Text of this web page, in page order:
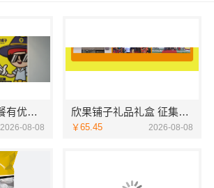
糖果布丁购买套餐有优惠吗
2026-08-08
欣果铺子礼品礼盒 征集所有顾客对产品的意见
￥65.45 2026-08-08